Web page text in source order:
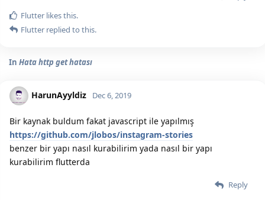
Flutter likes this.
Flutter replied to this.
In Hata http get hatası
HarunAyyldiz Dec 6, 2019
Bir kaynak buldum fakat javascript ile yapılmış
https://github.com/jlobos/instagram-stories
benzer bir yapı nasıl kurabilirim yada nasıl bir yapı
kurabilirim flutterda
Reply